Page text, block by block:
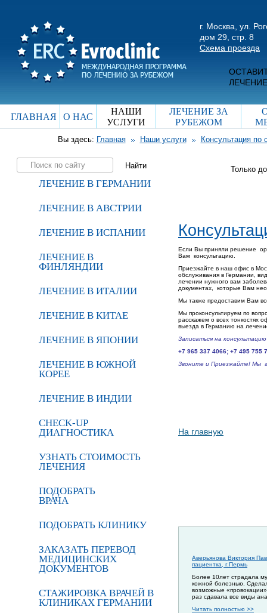
г. Москва, ул.
дом 29, стр. 8
Схема проезда
ГЛАВНАЯ О НАС
НАШИ
УСЛУГИ
ЛЕЧЕНИЕ ЗА
РУБЕЖОМ
Вы здесь: Главная Наши услуги Консультация
ЛЕЧЕНИЕ В ГЕРМАНИИ
ЛЕЧЕНИЕ В АВСТРИИ
ЛЕЧЕНИЕ В ИСПАНИИ
ЛЕЧЕНИЕ В
ФИНЛЯНДИИ
ЛЕЧЕНИЕ В ИТАЛИИ
ЛЕЧЕНИЕ В КИТАЕ
ЛЕЧЕНИЕ В ЯПОНИИ
ЛЕЧЕНИЕ В ЮЖНОЙ
КОРЕЕ
ЛЕЧЕНИЕ В ИНДИИ
CHECK-UP
ДИАГНОСТИКА
УЗНАТЬ СТОИМОСТЬ
ЛЕЧЕНИЯ
ПОДОБРАТЬ
ВРАЧА
ПОДОБРАТЬ КЛИНИКУ
ЗАКАЗАТЬ ПЕРЕВОД
МЕДИЦИНСКИХ
ДОКУМЕНТОВ
СТАЖИРОВКА ВРАЧЕЙ В
КЛИНИКАХ ГЕРМАНИИ
Только
Если Вы приняли решение
Вам консультацию.
Приезжайте в наш офис в
обслуживания в Германии,
лечении нужного вам
документах, которые Вам
Мы также предоставим Вам
Мы проконсультируем по
расскажем о всех тонкостях
выезда в Германию на
Записаться на
+7 965 337 4066; +7 495 755
Звоните и Приезжайте! Мы
На главную
Аверьянова Виктория
пациентка, г.Пермь
Более 10лет страдала
кожной болезнью.
возможные
раз сдавала все виды
Читать полностью >>